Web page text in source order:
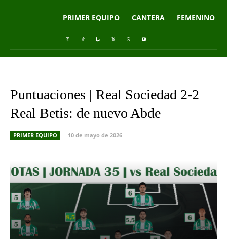
PRIMER EQUIPO CANTERA FEMENINO
Puntuaciones | Real Sociedad 2-2
Real Betis: de nuevo Abde
PRIMER EQUIPO 10 de mayo de 2026